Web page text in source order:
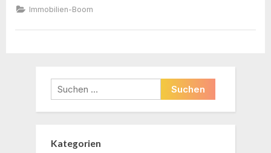
erreichen
München-
Immobilien-Boom
Suchen
nach:
Kategorien